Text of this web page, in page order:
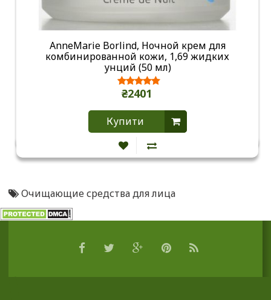
AnneMarie Borlind, Ночной крем для
комбинированной кожи, 1,69 жидких
унций (50 мл)
₴2401
Купити
Очищающие средства для лица